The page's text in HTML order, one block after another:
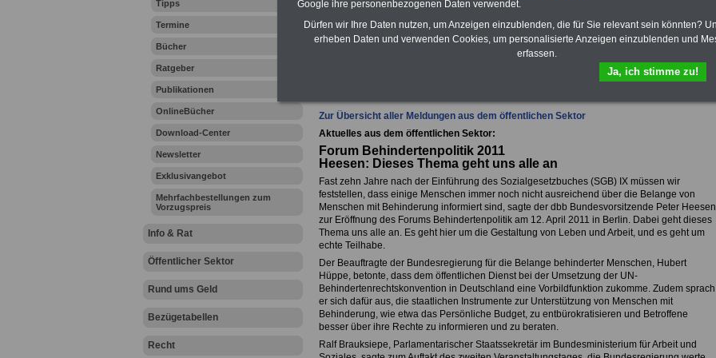
Tipps
Termine
Bücher
Ratgeber
Publikationen
OnlineBücher
Download-Center
Newsletter
Exklusivangebot
Mehrfachbestellungen zum
Vorzugspreis
Info & Rat
Öffentlicher Sektor
Rund ums Geld
Bezügetabellen
Recht
Ihr Berufsunfähigkeitsschutz - Für den Fall der Fälle: Hannoversche Leben
Zur Übersicht aller Meldungen aus dem öffentlichen Sektor
Aktuelles aus dem öffentlichen Sektor:
Forum Behindertenpolitik 2011
Heesen: Dieses Thema geht uns alle an
Fast zehn Jahre nach der Einführung des Sozialgesetzbuches (SGB) IX müssen wir
feststellen, dass einige Menschen immer noch nicht ausreichend über die Belange von
Menschen mit Behinderung informiert sind, sagte der dbb Bundesvorsitzende Peter Heesen
zur Eröffnung des Forums Behindertenpolitik am 12. April 2011 in Berlin. Dabei geht dieses
Thema uns alle an. Es geht hier um die Gestaltung von Leben und Arbeit, und es geht um
echte Teilhabe.
Der Beauftragte der Bundesregierung für die Belange behinderter Menschen, Hubert
Hüppe, betonte, dass dem öffentlichen Dienst bei der Umsetzung der UN-
Behindertenrechtskonvention in Deutschland eine Vorbildfunktion zukomme. Zudem sprach
er sich dafür aus, die staatlichen Instrumente zur Unterstützung von Menschen mit
Behinderung, wie etwa das Persönliche Budget, zu entbürokratisieren und Betroffene
besser über ihre Rechte zu informieren und zu beraten.
Ralf Brauksiepe, Parlamentarischer Staatssekretär im Bundesministerium für Arbeit und
Google ihre personenbezogenen Daten verwendet.
Dürfen wir Ihre Daten nutzen, um Anzeigen einzublenden, die für Sie relevant sein könnten?
erheben Daten und verwenden Cookies, um personalisierte Anzeigen einzublenden und
erfassen.
Ja, ich stimme zu!